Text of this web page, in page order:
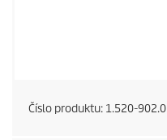
Číslo produktu: 1.520-902.0